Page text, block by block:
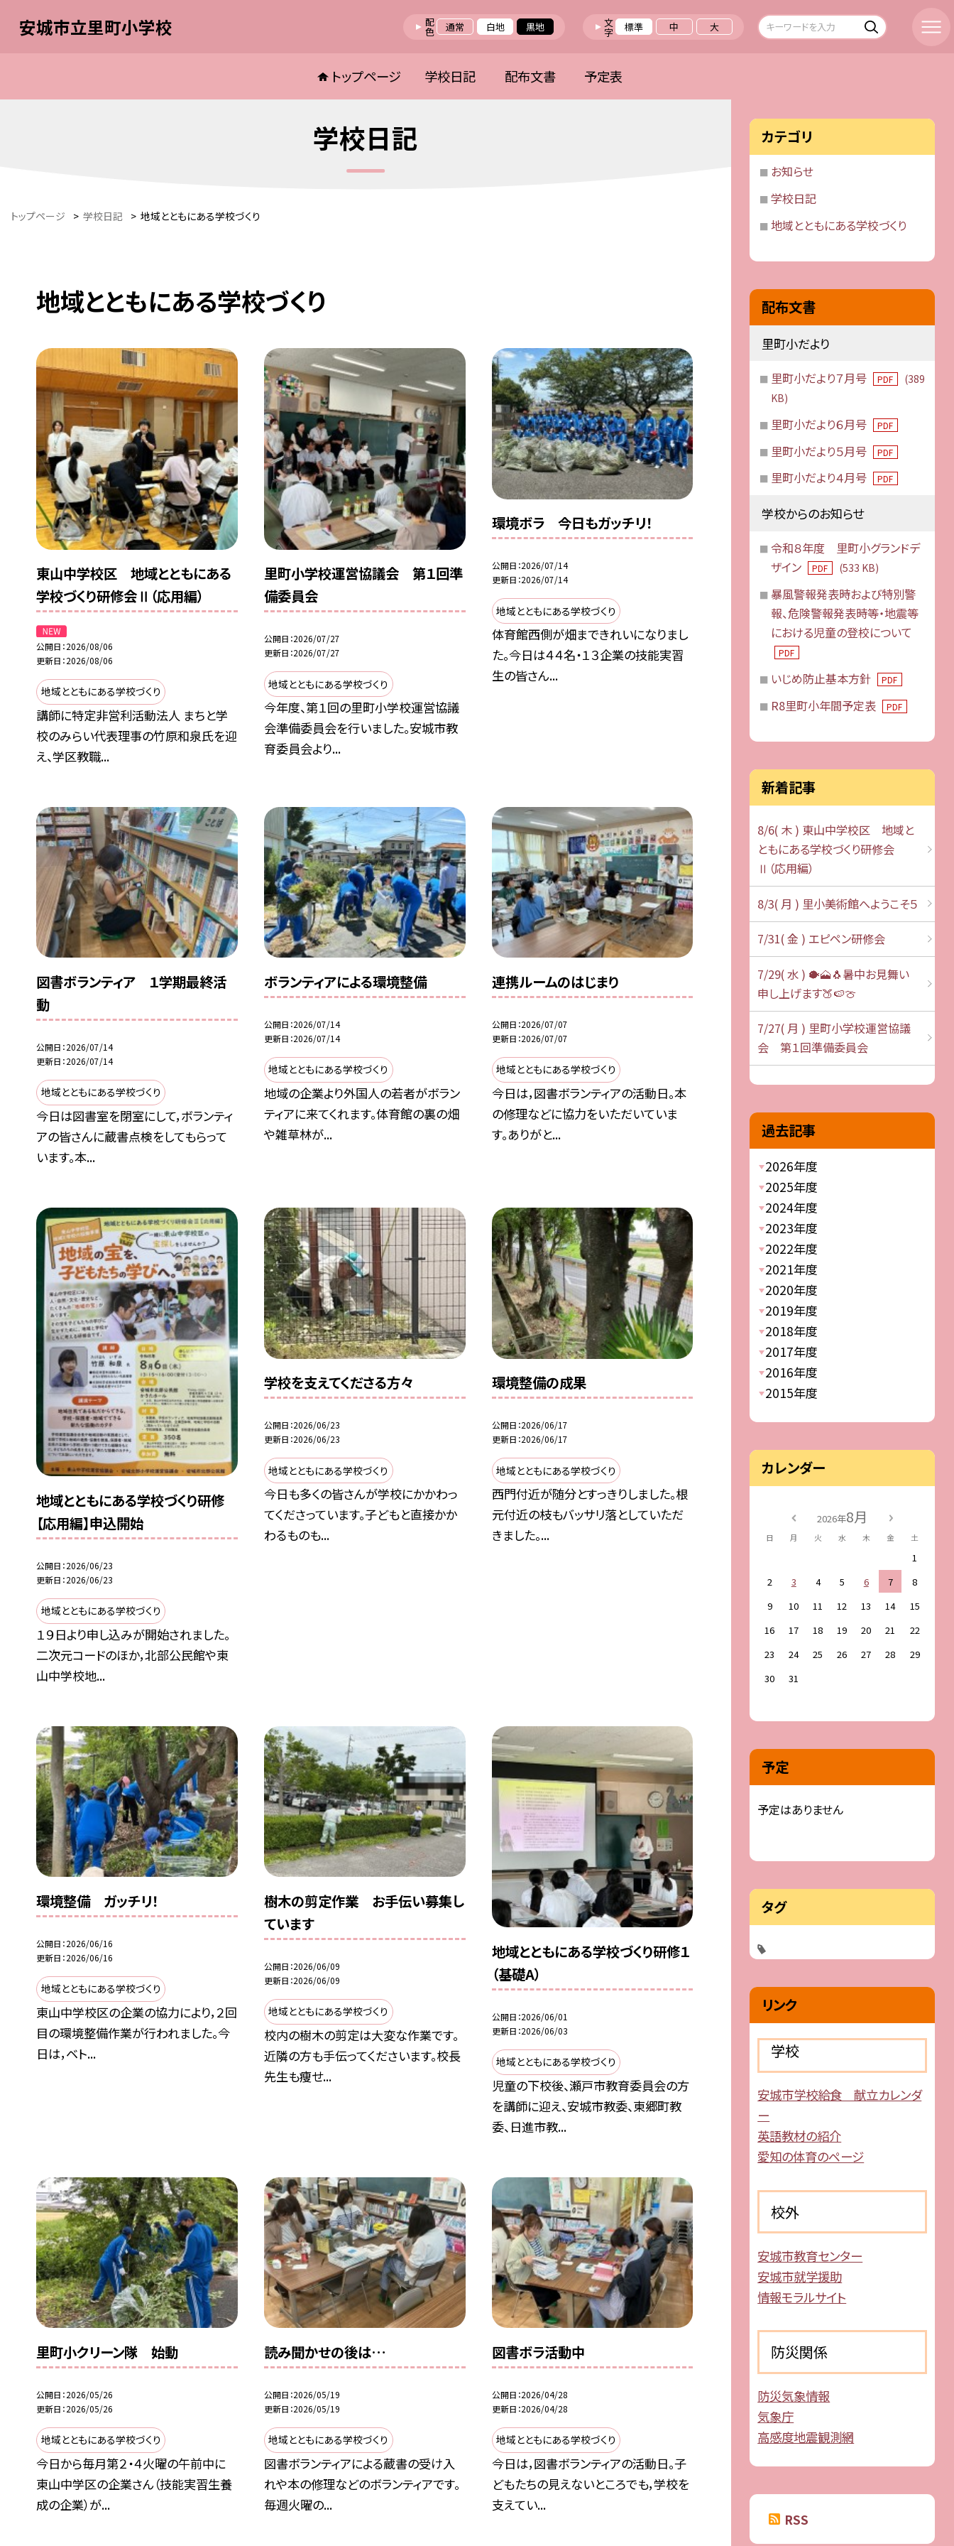
安城市立里町小学校 配色 通常 白地 黒地 文字 標準 中 大
トップページ 学校日記 配布文書 予定表
学校日記
トップページ > 学校日記 > 地域とともにある学校づくり
地域とともにある学校づくり
東山中学校区 地域とともにある
学校づくり研修会Ⅱ（応用編）
公開日 2026/08/06
更新日 2026/08/06
地域とともにある学校づくり
講師に特定非営利活動法人 まちと学
校のみらい代表理事の竹原和泉氏を迎
え、学区教職...
里町小学校運営協議会 第１回準
備委員会
公開日 2026/07/27
更新日 2026/07/27
地域とともにある学校づくり
今年度、第１回の里町小学校運営協議
会準備委員会を行いました。安城市教
育委員会より...
環境ボラ 今日もガッチリ！
公開日 2026/07/14
更新日 2026/07/14
地域とともにある学校づくり
体育館西側が畑まできれいになりまし
た。今日は４４名・１３企業の技能実習
生の皆さん...
図書ボランティア １学期最終活
動
公開日 2026/07/14
更新日 2026/07/14
地域とともにある学校づくり
今日は図書室を閉室にして，ボランティ
アの皆さんに蔵書点検をしてもらって
います。本...
ボランティアによる環境整備
公開日 2026/07/14
更新日 2026/07/14
地域とともにある学校づくり
地域の企業より外国人の若者がボラン
ティアに来てくれます。体育館の裏の畑
や雑草林が...
連携ルームのはじまり
公開日 2026/07/07
更新日 2026/07/07
地域とともにある学校づくり
今日は，図書ボランティアの活動日。本
の修理などに協力をいただいていま
す。ありがと...
地域とともにある学校づくり研修
【応用編】申込開始
公開日 2026/06/23
更新日 2026/06/23
地域とともにある学校づくり
１９日より申し込みが開始されました。
二次元コードのほか，北部公民館や東
山中学校地...
学校を支えてくださる方々
公開日 2026/06/23
更新日 2026/06/23
地域とともにある学校づくり
今日も多くの皆さんが学校にかかわっ
てくださっています。子どもと直接かか
わるものも...
環境整備の成果
公開日 2026/06/17
更新日 2026/06/17
地域とともにある学校づくり
西門付近が随分とすっきりしました。根
元付近の枝もバッサリ落としていただ
きました。...
環境整備 ガッチリ！
公開日 2026/06/16
更新日 2026/06/16
地域とともにある学校づくり
東山中学校区の企業の協力により，２回
目の環境整備作業が行われました。今
日は，ベト...
樹木の剪定作業 お手伝い募集し
ています
公開日 2026/06/09
更新日 2026/06/09
地域とともにある学校づくり
校内の樹木の剪定は大変な作業です。
近隣の方も手伝ってくださいます。校長
先生も痩せ...
地域とともにある学校づくり研修１
（基礎A）
公開日 2026/06/01
更新日 2026/06/03
地域とともにある学校づくり
児童の下校後、瀬戸市教育委員会の方
を講師に迎え、安城市教委、東郷町教
委、日進市教...
里町小クリーン隊 始動
公開日 2026/05/26
更新日 2026/05/26
地域とともにある学校づくり
今日から毎月第２・４火曜の午前中に
東山中学区の企業さん（技能実習生養
成の企業）が...
読み聞かせの後は…
公開日 2026/05/19
更新日 2026/05/19
地域とともにある学校づくり
図書ボランティアによる蔵書の受け入
れや本の修理などのボランティアです。
毎週火曜の...
図書ボラ活動中
公開日 2026/04/28
更新日 2026/04/28
地域とともにある学校づくり
今日は，図書ボランティアの活動日。子
どもたちの見えないところでも，学校を
支えてい...
カテゴリ
お知らせ
学校日記
地域とともにある学校づくり
配布文書
里町小だより
里町小だより７月号 PDF
(389
KB)
里町小だより６月号 PDF
里町小だより５月号 PDF
里町小だより４月号 PDF
学校からのお知らせ
令和８年度 里町小グランドデ
ザイン
PDF (533 KB)
暴風警報発表時および特別警
報、危険警報発表時等・地震等
における児童の登校について
PDF
いじめ防止基本方針 PDF
R8里町小年間予定表 PDF
新着記事
8/6( 木 ) 東山中学校区 地域と
ともにある学校づくり研修会
Ⅱ（応用編）
8/3( 月 ) 里小美術館へようこそ５
7/31( 金 ) エピペン研修会
7/29( 水 ) 🐡🗻🐧暑中お見舞い
申し上げます🍑🍉🍈
7/27( 月 ) 里町小学校運営協議
会 第１回準備委員会
過去記事
2026年度
2025年度
2024年度
2023年度
2022年度
2021年度
2020年度
2019年度
2018年度
2017年度
2016年度
2015年度
カレンダー
2026年8月
日 月 火 水 木 金 土
1
2
3 4 5 6 7
8
9
10 11 12 13 14
15
16
17 18 19 20 21
22
23
24 25 26 27 28
29
30
31
予定
予定はありません
タグ
リンク
学校
安城市学校給食 献立カレンダ
ー
英語教材の紹介
愛知の体育のページ
校外
安城市教育センター
安城市就学援助
情報モラルサイト
防災関係
防災気象情報
気象庁
高感度地震観測網
RSS